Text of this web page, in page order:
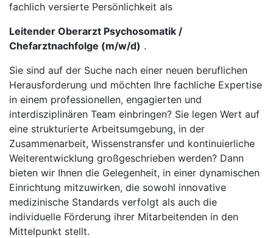
fachlich versierte Persönlichkeit als
Leitender Oberarzt Psychosomatik /
Chefarztnachfolge (m/w/d) .
Sie sind auf der Suche nach einer neuen beruflichen
Herausforderung und möchten Ihre fachliche Expertise
in einem professionellen, engagierten und
interdisziplinären Team einbringen? Sie legen Wert auf
eine strukturierte Arbeitsumgebung, in der
Zusammenarbeit, Wissenstransfer und kontinuierliche
Weiterentwicklung großgeschrieben werden? Dann
bieten wir Ihnen die Gelegenheit, in einer dynamischen
Einrichtung mitzuwirken, die sowohl innovative
medizinische Standards verfolgt als auch die
individuelle Förderung ihrer Mitarbeitenden in den
Mittelpunkt stellt.